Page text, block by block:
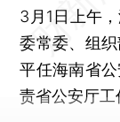
3月1日上午
委常委、组
平任海南省
责省公安厅工